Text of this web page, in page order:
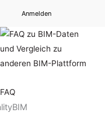
Anmelden
FAQ